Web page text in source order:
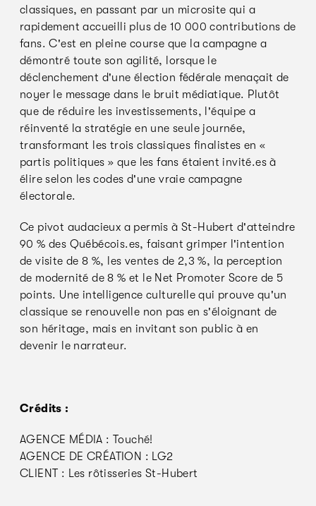
classiques, en passant par un microsite qui a
rapidement accueilli plus de 10 000 contributions de
fans. C'est en pleine course que la campagne a
démontré toute son agilité, lorsque le
déclenchement d'une élection fédérale menaçait de
noyer le message dans le bruit médiatique. Plutôt
que de réduire les investissements, l'équipe a
réinventé la stratégie en une seule journée,
transformant les trois classiques finalistes en «
partis politiques » que les fans étaient invité.es à
élire selon les codes d'une vraie campagne
électorale.
Ce pivot audacieux a permis à St-Hubert d'atteindre
90 % des Québécois.es, faisant grimper l'intention
de visite de 8 %, les ventes de 2,3 %, la perception
de modernité de 8 % et le Net Promoter Score de 5
points. Une intelligence culturelle qui prouve qu'un
classique se renouvelle non pas en s'éloignant de
son héritage, mais en invitant son public à en
devenir le narrateur.
Crédits :
AGENCE MÉDIA : Touché!
AGENCE DE CRÉATION : LG2
CLIENT : Les rôtisseries St-Hubert